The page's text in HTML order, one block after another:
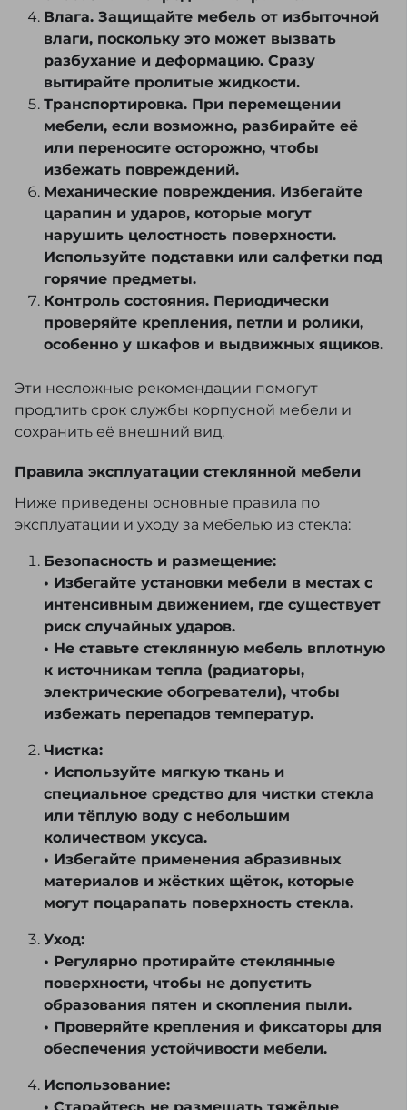
Влага. Защищайте мебель от избыточной
влаги, поскольку это может вызвать
разбухание и деформацию. Сразу
вытирайте пролитые жидкости.
Транспортировка. При перемещении
мебели, если возможно, разбирайте её
или переносите осторожно, чтобы
избежать повреждений.
Механические повреждения. Избегайте
царапин и ударов, которые могут
нарушить целостность поверхности.
Используйте подставки или салфетки под
горячие предметы.
Контроль состояния. Периодически
проверяйте крепления, петли и ролики,
особенно у шкафов и выдвижных ящиков.
Эти несложные рекомендации помогут
продлить срок службы корпусной мебели и
сохранить её внешний вид.
Правила эксплуатации стеклянной мебели
Ниже приведены основные правила по
эксплуатации и уходу за мебелью из стекла:
Безопасность и размещение:
• Избегайте установки мебели в местах с
интенсивным движением, где существует
риск случайных ударов.
• Не ставьте стеклянную мебель вплотную
к источникам тепла (радиаторы,
электрические обогреватели), чтобы
избежать перепадов температур.
Чистка:
• Используйте мягкую ткань и
специальное средство для чистки стекла
или тёплую воду с небольшим
количеством уксуса.
• Избегайте применения абразивных
материалов и жёстких щёток, которые
могут поцарапать поверхность стекла.
Уход:
• Регулярно протирайте стеклянные
поверхности, чтобы не допустить
образования пятен и скопления пыли.
• Проверяйте крепления и фиксаторы для
обеспечения устойчивости мебели.
Использование: